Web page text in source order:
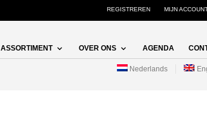
REGISTREREN MIJN
ASSORTIMENT OVER ONS AGENDA
Nederlands